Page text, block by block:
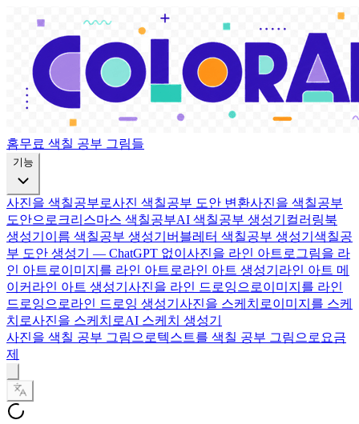
홈무료 색칠 공부 그림들
기능
사진을 색칠공부로사진 색칠공부 도안 변환사진을 색칠공부
도안으로 크리스마스 색칠공부AI 색칠공부 생성기 컬러링북
생성기 이름 색칠공부 생성기 버블레터 색칠공부 생성기 색칠공
부 도안 생성기 — ChatGPT 없이 사진을 라인 아트로 그림을 라
인 아트로이미지를 라인 아트로라인 아트 생성기 라인 아트 메
이커 라인 아트 생성기 사진을 라인 드로잉으로이미지를 라인
드로잉으로라인 드로잉 생성기 사진을 스케치로이미지를 스케
치로사진을 스케치로AI 스케치 생성기
사진을 색칠 공부 그림으로텍스트를 색칠 공부 그림으로 요금
제